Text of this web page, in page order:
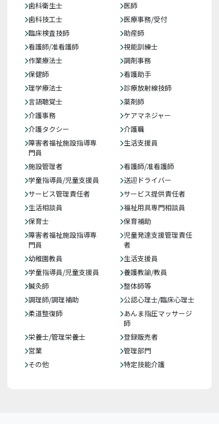
歯科衛生士
医師
歯科技工士
医療事務/受付
臨床検査技師
助産師
看護師/准看護師
視能訓練士
作業療法士
調剤事務
保健師
看護助手
理学療法士
診療放射線技師
言語聴覚士
薬剤師
介護事務
ケアマネジャー
介護タクシー
介護職
障害者福祉施設指導専
門員
生活支援員
施設管理者
看護師/准看護師
学童指導員/児童支援員
送迎ドライバー
サービス管理責任者
サービス提供責任者
生活相談員
福祉用具専門相談員
保育士
保育補助
障害者福祉施設指導専
門員
児童発達支援管理責任
者
幼稚園教員
生活支援員
学童指導員/児童支援員
養護教諭/教員
鍼灸師
整体師等
調理師/調理補助
公認心理士/臨床心理士
柔道整復師
あんま指圧マッサージ
師
栄養士/管理栄養士
登録販売者
営業
管理部門
その他
特定技能介護